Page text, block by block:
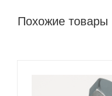
Похожие товары